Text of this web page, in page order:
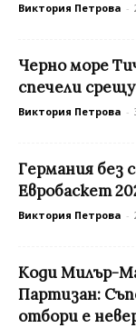
Виктория Петрова -
Черно море
спечели
Виктория Петрова -
Германия без
Евробаскет
Виктория Петрова -
Коди Милър-
Партизан:
отбори е